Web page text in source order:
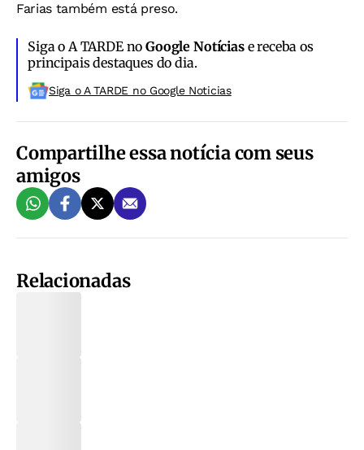
Farias também está preso.
Siga o A TARDE noGoogle Notíciase receba os
principais destaques do dia.
Siga o A TARDE no Google Noticias
Compartilhe essa notícia com seus
amigos
Relacionadas